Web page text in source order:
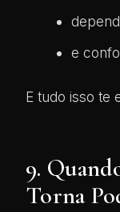
e
E tudo isso te
9.
Torna